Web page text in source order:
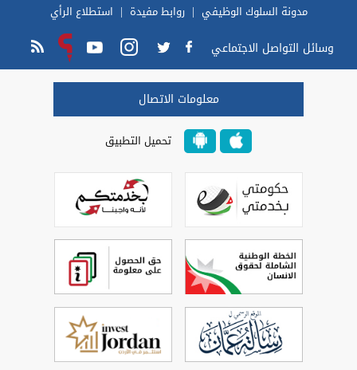
مدونة السلوك الوظيفي روابط مفيدة استطلاع الرأي
وسائل التواصل الاجتماعي
معلومات الاتصال
تحميل التطبيق